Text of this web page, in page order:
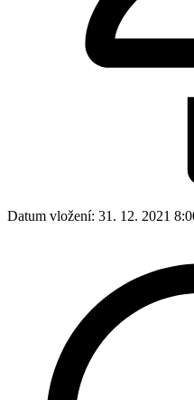
Datum vložení: 31. 12. 2021